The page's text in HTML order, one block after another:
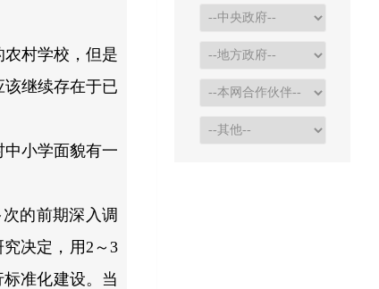
村学校，但是
继续存在于已
小学面貌有一
的前期深入调
决定，用2～3
准化建设。当